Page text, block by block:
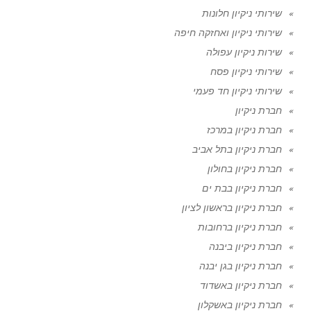
שירותי ניקיון חלונות
שירותי ניקיון ואחזקה חיפה
שירות ניקיון עפולה
שירותי ניקיון פסח
שירותי ניקיון חד פעמי
חברת ניקיון
חברת ניקיון במרכז
חברת ניקיון בתל אביב
חברת ניקיון בחולון
חברת ניקיון בבת ים
חברת ניקיון בראשון לציון
חברת ניקיון ברחובות
חברת ניקיון ביבנה
חברת ניקיון בגן יבנה
חברת ניקיון באשדוד
חברת ניקיון באשקלון